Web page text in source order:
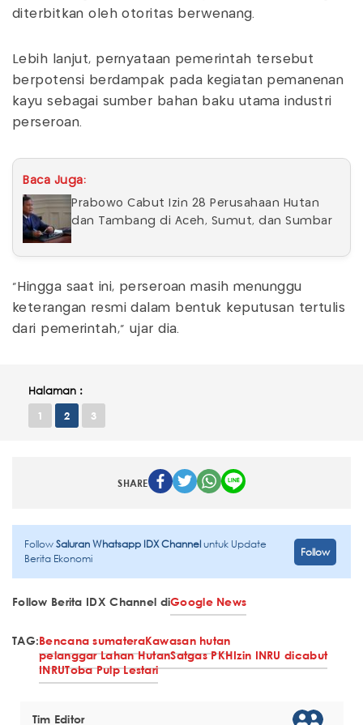
diterbitkan oleh otoritas berwenang.
Lebih lanjut, pernyataan pemerintah tersebut
berpotensi berdampak pada kegiatan pemanenan
kayu sebagai sumber bahan baku utama industri
perseroan.
Baca Juga:
Prabowo Cabut Izin 28 Perusahaan Hutan
dan Tambang di Aceh, Sumut, dan Sumbar
"Hingga saat ini, perseroan masih menunggu
keterangan resmi dalam bentuk keputusan tertulis
dari pemerintah," ujar dia.
Halaman :
1 2 3
SHARE
FollowSaluran Whatsapp IDX Channeluntuk Update
Berita Ekonomi
Follow
Follow Berita IDX Channel diGoogle News
TAG:Bencana sumateraKawasan hutan
pelanggar Lahan HutanSatgas PKHIzin INRU dicabut
INRUToba Pulp Lestari
Tim Editor